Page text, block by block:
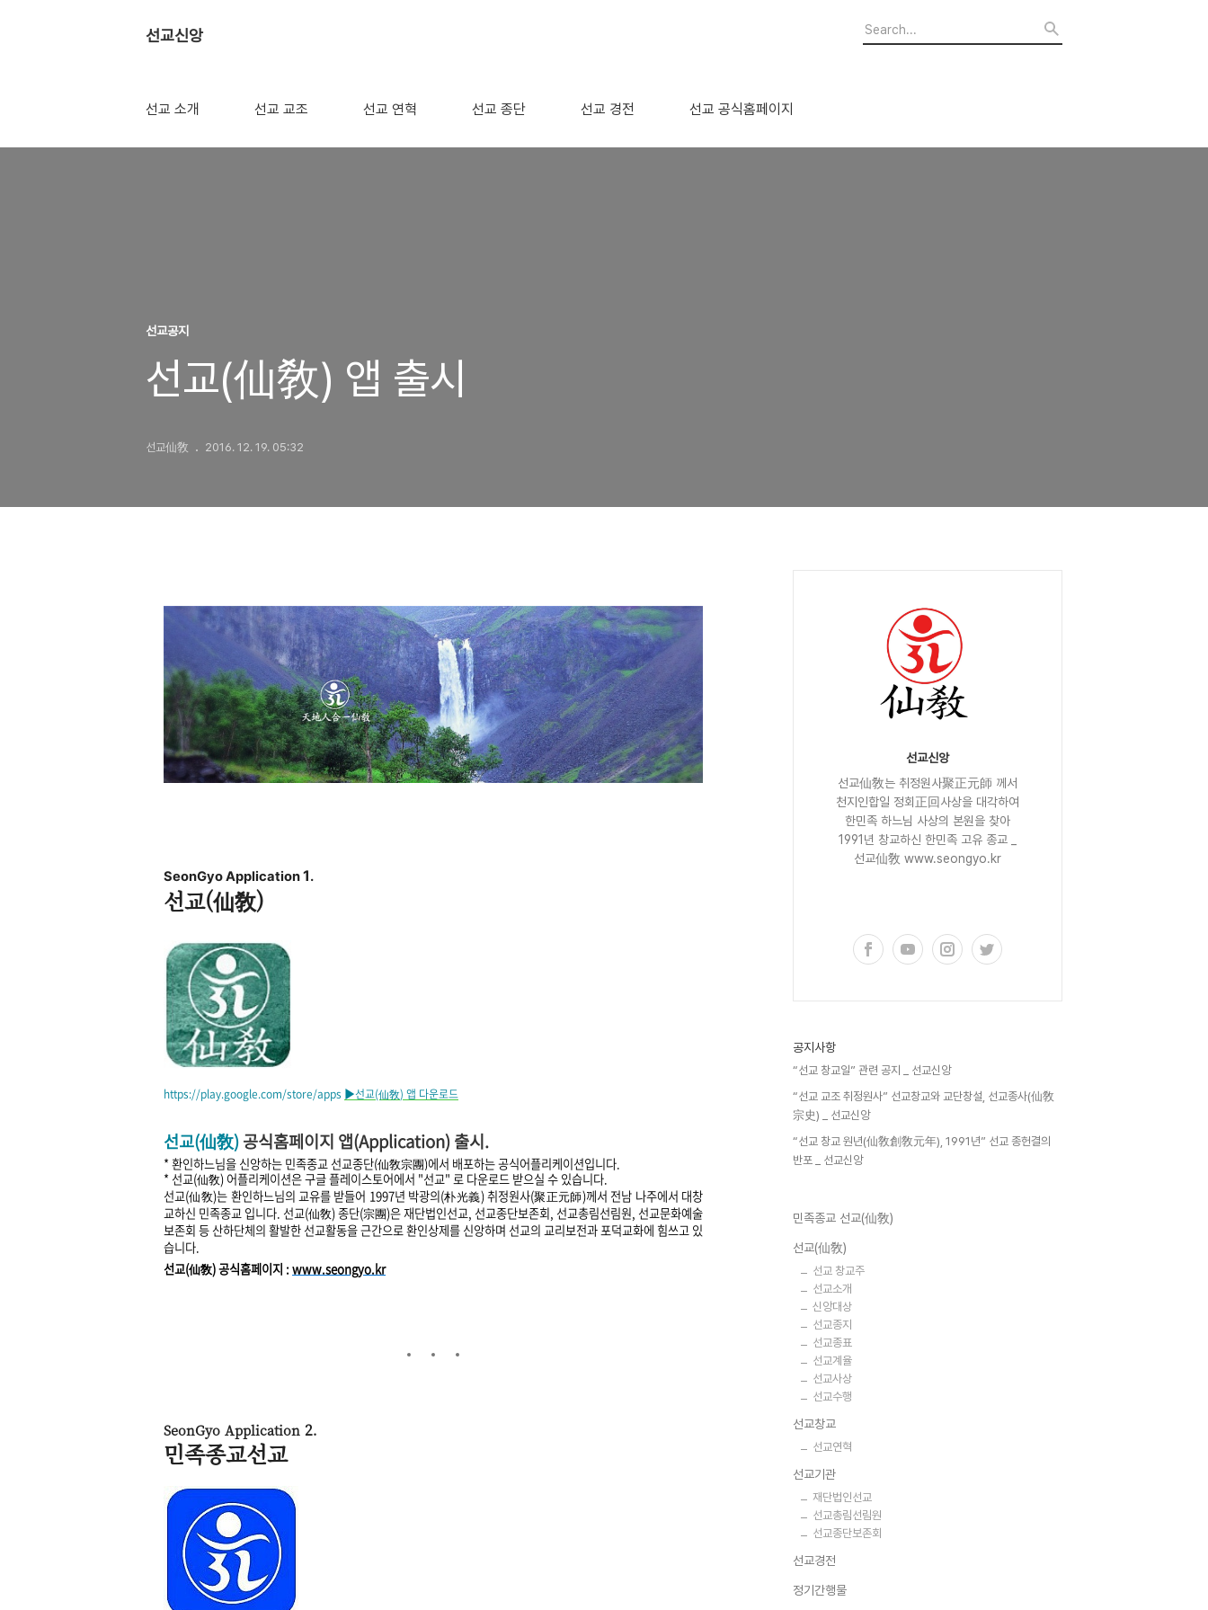
선교신앙
선교 소개 선교 교조 선교 연혁 선교 종단 선교 경전 선교 공식홈페이지
선교공지
선교(仙敎) 앱 출시
선교仙敎 2016. 12. 19. 05:32
SeonGyo Application1.
선교(仙敎)
https://play.google.com/store/apps ▶선교(仙敎) 앱 다운로드
선교(仙敎)공식홈페이지 앱(Application)출시.
* 환인하느님을 신앙하는 민족종교 선교종단(仙敎宗團)에서 배포하는 공식어플리케이션입니다.
* 선교(仙敎) 어플리케이션은 구글 플레이스토어에서 "선교" 로 다운로드 받으실 수 있습니다.
선교(仙敎)는 환인하느님의 교유를 받들어 1997년 박광의(朴光義) 취정원사(聚正元師)께서 전남 나주에서 대창
교하신 민족종교 입니다. 선교(仙敎) 종단(宗團)은재단법인선교, 선교종단보존회, 선교총림선림원, 선교문화예술
보존회 등산하단체의 활발한 선교활동을 근간으로환인상제를 신앙하며 선교의 교리보전과포덕교화에 힘쓰고 있
습니다.
선교(仙敎) 공식홈페이지 : www.seongyo.kr
SeonGyo Application 2.
민족종교선교
선교신앙
선교仙敎는 취정원사聚正元師 께서
천지인합일 정회正回사상을 대각하여
한민족 하느님 사상의 본원을 찾아
1991년 창교하신 한민족 고유 종교 _
선교仙敎 www.seongyo.kr
공지사항
“선교 창교일” 관련 공지 _ 선교신앙
“선교 교조 취정원사” 선교창교와 교단창설, 선교종사(仙敎
宗史) _ 선교신앙
“선교 창교 원년(仙敎創敎元年), 1991년” 선교 종헌결의
반포 _ 선교신앙
민족종교 선교(仙敎)
선교(仙敎)
선교 창교주
선교소개
신앙대상
선교종지
선교종표
선교계율
선교사상
선교수행
선교창교
선교연혁
선교기관
재단법인선교
선교총림선림원
선교종단보존회
선교경전
정기간행물